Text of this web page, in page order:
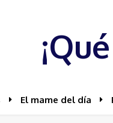
El mame del día